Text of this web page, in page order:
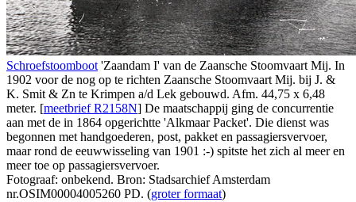
Schroefstoomboot 'Zaandam I' van de Zaansche Stoomvaart Mij. In
1902 voor de nog op te richten Zaansche Stoomvaart Mij. bij J. &
K. Smit & Zn te Krimpen a/d Lek gebouwd. Afm. 44,75 x 6,48
meter. [meetbrief R2158N] De maatschappij ging de concurrentie
aan met de in 1864 opgerichtte 'Alkmaar Packet'. Die dienst was
begonnen met handgoederen, post, pakket en passagiersvervoer,
maar rond de eeuwwisseling van 1901 :-) spitste het zich al meer en
meer toe op passagiersvervoer.
Fotograaf: onbekend. Bron: Stadsarchief Amsterdam
nr.OSIM00004005260 PD. (groter formaat)